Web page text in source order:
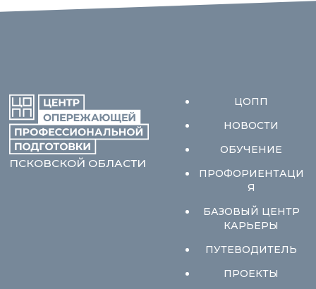
ПСКОВСКОЙ ОБЛАСТИ
ЦОПП
НОВОСТИ
ОБУЧЕНИЕ
ПРОФОРИЕНТАЦИ
Я
БАЗОВЫЙ ЦЕНТР
КАРЬЕРЫ
ПУТЕВОДИТЕЛЬ
ПРОЕКТЫ